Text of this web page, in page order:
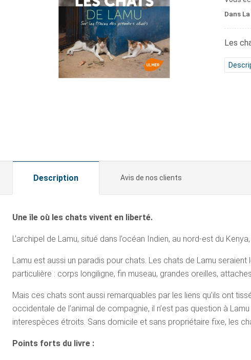
Dans
Les
Description Avis de nos clients
Une île où les chats vivent en liberté.
L’archipel de Lamu, situé dans l’océan Indien, au nord-est du
Lamu est aussi un paradis pour chats. Les chats de Lamu
particulière : corps longiligne, fin museau, grandes oreilles,
Mais ces chats sont aussi remarquables par les liens qu’ils ont
occidentale de l’animal de compagnie, il n’est pas question à
interespèces étroits. Sans domicile et sans propriétaire fixe, les
Points forts du livre :